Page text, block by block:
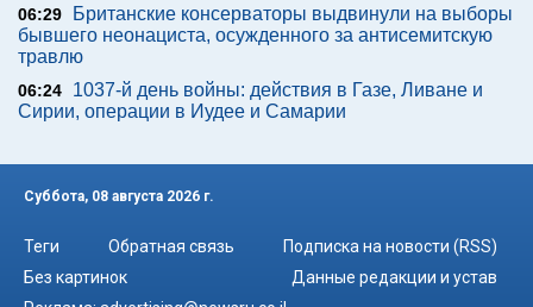
06:29
Британские консерваторы выдвинули на выборы
бывшего неонациста, осужденного за антисемитскую
травлю
06:24
1037-й день войны: действия в Газе, Ливане и
Сирии, операции в Иудее и Самарии
Суббота, 08 августа 2026 г.
Теги Обратная связь
Подписка на новости (RSS)
Без картинок
Данные редакции и устав